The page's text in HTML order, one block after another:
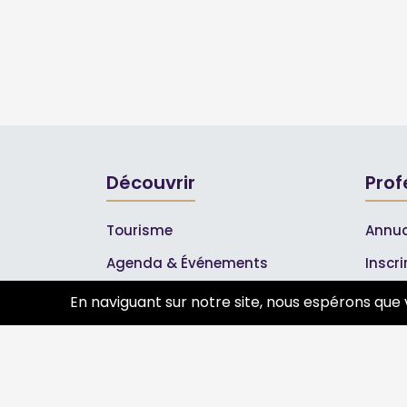
Découvrir
Tourisme
Agenda & Événements
Inscrire un événement
Qui sommes-nous ?
Les
En naviguant sur notre site, nous espérons